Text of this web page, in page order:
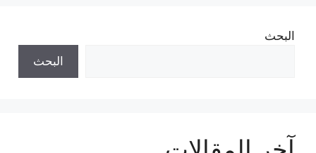
البحث
البحث